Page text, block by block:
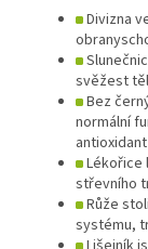
Divizna
svěžest
Bez
normální
antioxidant
Lékořice
střevního
Růže
systému,